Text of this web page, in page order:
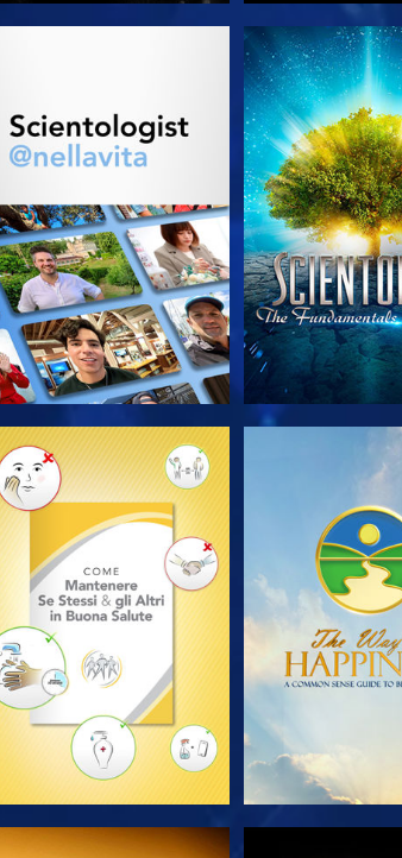
GUARDA
ESPLORA LE SERIE